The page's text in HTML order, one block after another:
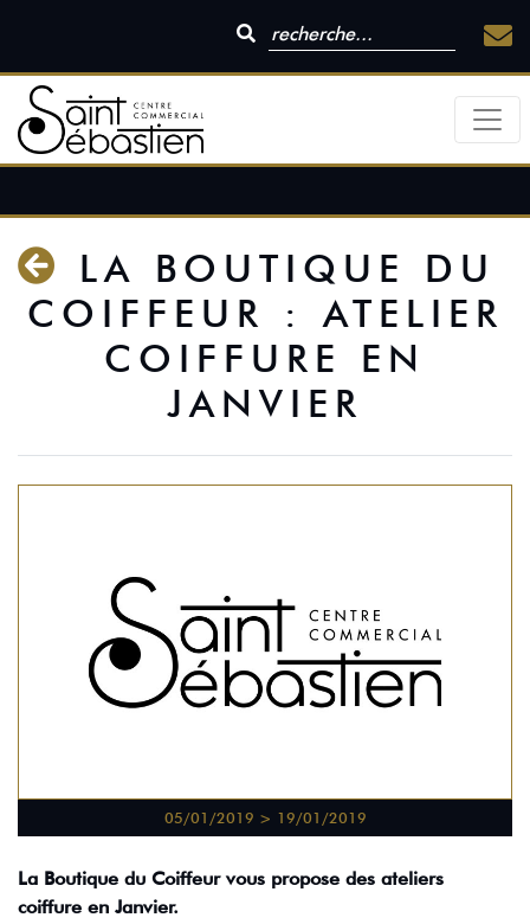
LA BOUTIQUE DU
COIFFEUR : ATELIER
COIFFURE EN
JANVIER
05/01/2019 > 19/01/2019
La Boutique du Coiffeur vous propose des ateliers
coiffure en Janvier.